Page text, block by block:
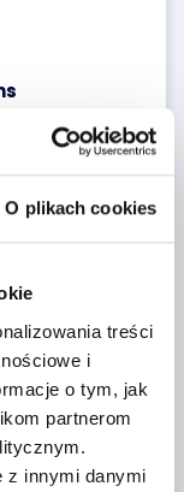
O plikach cookies
treści
i
o tym, jak
partnerom
z innymi danymi